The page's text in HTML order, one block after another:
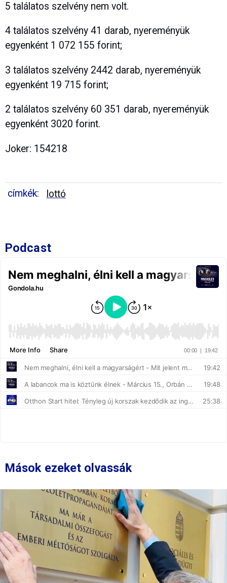
5 találatos szelvény nem volt.
4 találatos szelvény 41 darab, nyereményük
egyenként 1 072 155 forint;
3 találatos szelvény 2442 darab, nyereményük
egyenként 19 715 forint;
2 találatos szelvény 60 351 darab, nyereményük
egyenként 3020 forint.
Joker: 154218
címkék: lottó
Podcast
Mások ezeket olvassák